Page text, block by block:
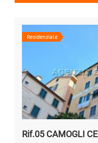
Residenziale